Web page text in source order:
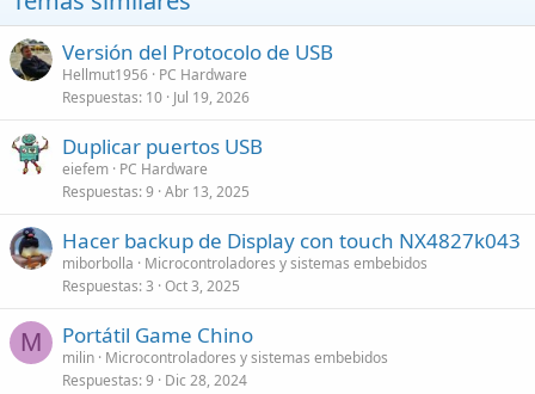
Versión del Protocolo de USB
Hellmut1956 PC Hardware
Respuestas 10 Jul 19, 2026
Duplicar puertos USB
eiefem PC Hardware
Respuestas 9 Abr 13, 2025
Hacer backup de Display con touch NX4827k043
miborbolla
Microcontroladores y sistemas embebidos
Respuestas 3 Oct 3, 2025
M Portátil Game Chino
milin Microcontroladores y sistemas embebidos
Respuestas 9 Dic 28, 2024